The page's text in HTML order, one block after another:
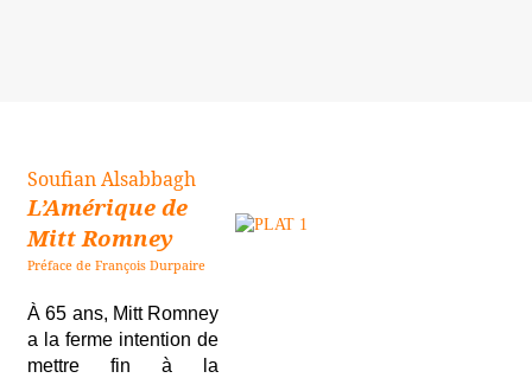
Soufian Alsabbagh
L’Amérique de
Mitt Romney
Préface de François Durpaire
À 65 ans, Mitt Romney
a la ferme intention de
mettre fin à la